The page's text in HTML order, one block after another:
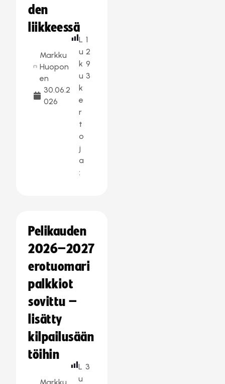
den
liikkeessä
Markku
Huopon
en
30.06.2
026
L
u
k
u
k
e
r
t
o
j
a
:
1
2
9
3
Pelikauden
2026–2027
erotuomari
palkkiot
sovittu –
lisätty
kilpailusään
töihin
L
u
3